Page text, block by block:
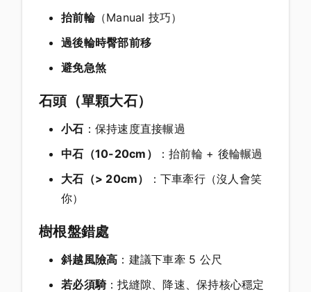
抬前輪（Manual 技巧）
過後輪時臀部前移
避免急煞
石頭（單顆大石）
小石 ：保持速度直接輾過
中石（10-20cm）
：抬前輪 + 後輪輾過
大石（> 20cm）
：下車牽行（沒人會笑
你）
樹根盤錯處
斜越風險高 ：建議下車牽 5 公尺
若必須騎：找縫隙、降速、保持核心穩定